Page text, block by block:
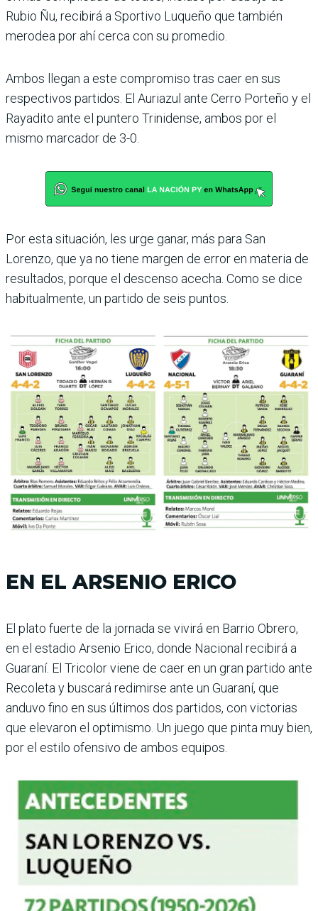
Rubio Ñu, reci­birá a Sportivo Luqueño que también
merodea por ahí cerca con su promedio.
Ambos llegan a este compro­miso tras caer en sus
respec­tivos partidos. El Auriazul ante Cerro Porteño y el
Raya­dito ante el puntero Trini­dense, ambos por el
mismo marcador de 3-0.
Por esta situación, les urge ganar, más para San
Lorenzo, que ya no tiene margen de error en materia de
resulta­dos, porque el descenso ace­cha. Como se dice
habitual­mente, un partido de seis puntos.
EN EL ARSENIO ERICO
El plato fuerte de la jornada se vivirá en Barrio Obrero,
en el estadio Arsenio Erico, donde Nacional recibirá a
Guaraní. El Tricolor viene de caer en un gran partido ante
Recoleta y buscará redi­mirse ante un Guaraní, que
anduvo fino en sus últimos dos partidos, con victorias
que elevaron el optimismo. Un juego que pinta muy bien,
por el estilo ofensivo de ambos equipos.